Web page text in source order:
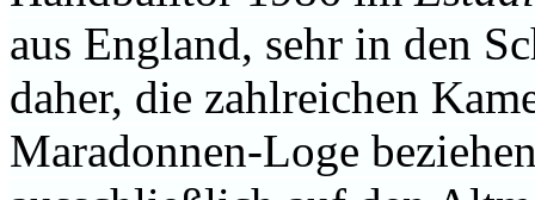
aus England, sehr in den
daher, die zahlreichen
Maradonnen-Loge